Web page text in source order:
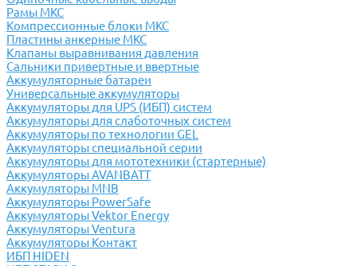
Рамы МКС
Компрессионные блоки МКС
Пластины анкерные МКС
Клапаны выравнивания давления
Сальники привертные и ввертные
Аккумуляторные батареи
Универсальные аккумуляторы
Аккумуляторы для UPS (ИБП) систем
Аккумуляторы для слаботочных систем
Аккумуляторы по технологии GEL
Аккумуляторы специальной серии
Аккумуляторы для мототехники (стартерные)
Аккумуляторы AVANBATT
Аккумуляторы MNB
Аккумуляторы PowerSafe
Аккумуляторы Vektor Energy
Аккумуляторы Ventura
Аккумуляторы Контакт
ИБП HIDEN